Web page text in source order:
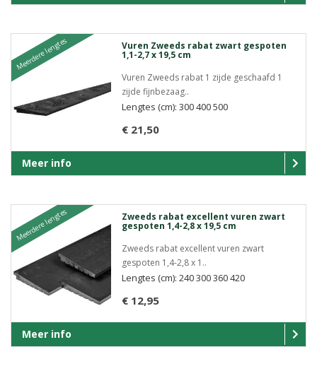
Meerdere lengtes Vuren Zweeds rabat zwart gespoten
1,1-2,7 x 19,5 cm
Vuren Zweeds rabat 1 zijde geschaafd 1
zijde fijnbezaag..
€ 21,50
Lengtes (cm): 300 400 500
Meer info
Meerdere lengtes Zweeds rabat excellent vuren zwart
gespoten 1,4-2,8 x 19,5 cm
Zweeds rabat excellent vuren zwart
gespoten 1,4-2,8 x 1..
€ 12,95
Lengtes (cm): 240 300 360 420
Meer info